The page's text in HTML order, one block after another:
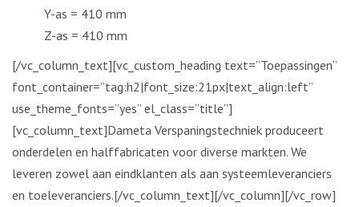
Y-as = 410 mm
Z-as = 410 mm
[/vc_column_text][vc_custom_heading text=”Toepassingen”
font_container=”tag:h2|font_size:21px|text_align:left”
use_theme_fonts=”yes” el_class=”title”]
[vc_column_text]Dameta Verspaningstechniek produceert
onderdelen en halffabricaten voor diverse markten. We
leveren zowel aan eindklanten als aan systeemleveranciers
en toeleveranciers.[/vc_column_text][/vc_column][/vc_row]